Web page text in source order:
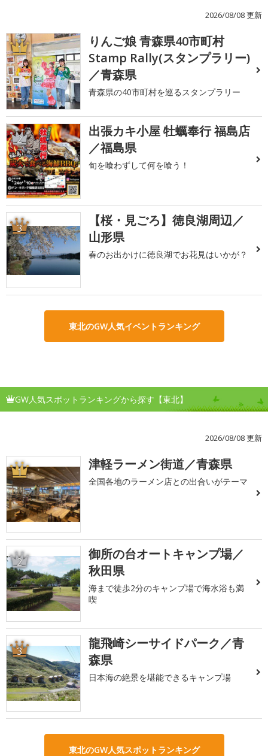
2026/08/08 更新
1
りんご娘 青森県40市町村
Stamp Rally(スタンプラリー)
／青森県
青森県の40市町村を巡るスタンプラリー
2
出張カキ小屋 牡蠣奉行 福島店
／福島県
旬を喰わずして何を喰う！
3
【桜・見ごろ】徳良湖周辺／
山形県
春のお出かけに徳良湖でお花見はいかが？
東北のGW人気イベントランキング
GW人気スポットランキングから探す【東北】
2026/08/08 更新
1 津軽ラーメン街道／青森県
全国各地のラーメン店との出合いがテーマ
2
御所の台オートキャンプ場／
秋田県
海まで徒歩2分のキャンプ場で海水浴も満
喫
3
龍飛崎シーサイドパーク／青
森県
日本海の絶景を堪能できるキャンプ場
東北のGW人気スポットランキング